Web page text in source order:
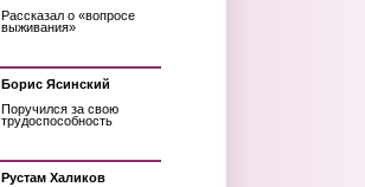
Рассказал о «вопросе
выживания»
Борис Ясинский
Поручился за свою
трудоспособность
Рустам Халиков